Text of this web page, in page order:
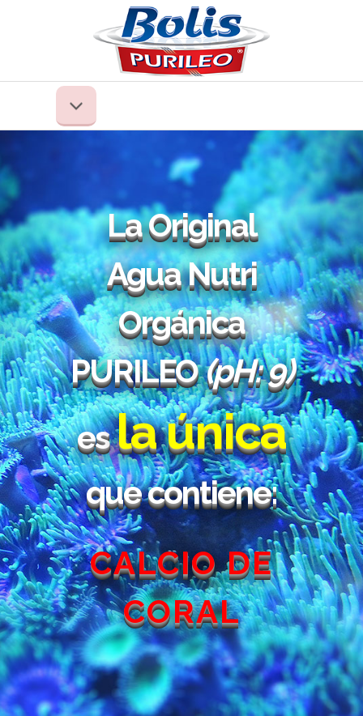
La Original
Agua Nutri
Orgánica
PURILEO(pH: 9)
esla única
que contiene:
CALCIO DE
CORAL